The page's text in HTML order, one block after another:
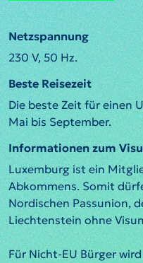
Netzspannung
230 V, 50 Hz.
Beste Reisezeit
Die beste Zeit für einen
Mai bis September.
Informationen zum
Luxemburg ist ein
Abkommens. Somit
Nordischen Passunion,
Liechtenstein ohne
Für Nicht-EU Bürger